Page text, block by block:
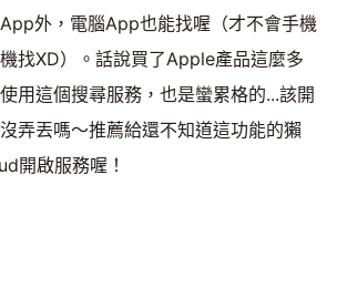
外，電腦App也能找喔（才不會手機
找XD）。話說買了Apple產品這麼多
用這個搜尋服務，也是蠻累格的...該開
弄丟嗎～推薦給還不知道這功能的獺
開啟服務喔！